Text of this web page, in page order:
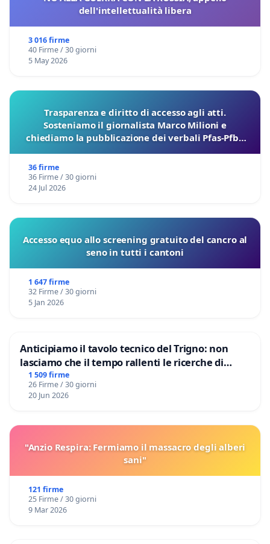
dell'intellettualità libera
3 016 firme
40 Firme / 30 giorni
5 May 2026
Trasparenza e diritto di accesso agli atti.
Sosteniamo il giornalista Marco Milioni e
chiediamo la pubblicazione dei verbali Pfas-Pfba
36 firme
36 Firme / 30 giorni
24 Jul 2026
Accesso equo allo screening gratuito del cancro al
seno in tutti i cantoni
1 647 firme
32 Firme / 30 giorni
5 Jan 2026
Anticipiamo il tavolo tecnico del Trigno: non
lasciamo che il tempo rallenti le ricerche di
Domenico Racanati
1 509 firme
26 Firme / 30 giorni
20 Jun 2026
"Anzio Respira: Fermiamo il massacro degli alberi
sani"
121 firme
25 Firme / 30 giorni
9 Mar 2026